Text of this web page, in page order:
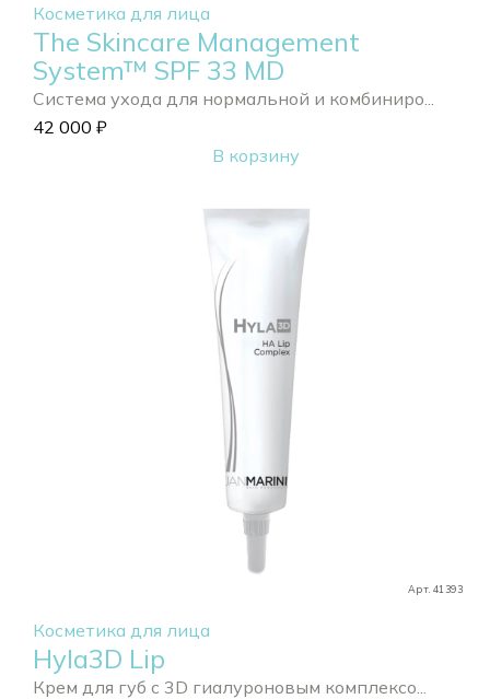
Косметика для лица
The Skincare Management
System™ SPF 33 MD
Система ухода для нормальной и комбиниро...
42 000 ₽
В корзину
Арт. 41393
Косметика для лица
Hyla3D Lip
Крем для губ с 3D гиалуроновым комплексо...